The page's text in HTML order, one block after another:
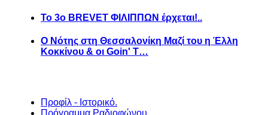
Το 3ο BREVET ΦΙΛΙΠΠΩΝ έρχεται!..
Ο Νότης στη Θεσσαλονίκη Μαζί του η Έλλη
Κοκκίνου & οι Goin' T…
Προφίλ - Ιστορικό.